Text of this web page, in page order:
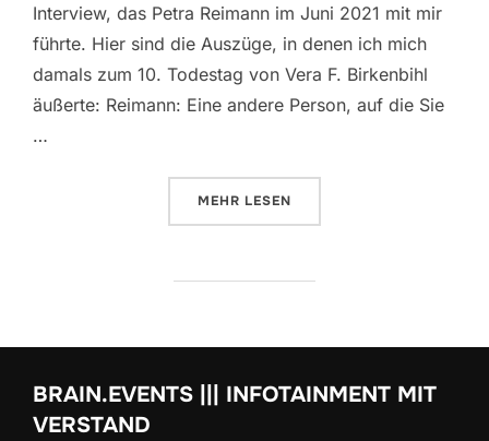
Interview, das Petra Reimann im Juni 2021 mit mir
führte. Hier sind die Auszüge, in denen ich mich
damals zum 10. Todestag von Vera F. Birkenbihl
äußerte: Reimann: Eine andere Person, auf die Sie
…
MEHR ÜBER „RAINER ||| WAS ICH 2021
LESEN
BRAIN.EVENTS ||| INFOTAINMENT MIT
VERSTAND